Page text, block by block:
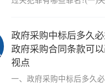
政府采购中标后多久必
政府采购合同条款可
视点